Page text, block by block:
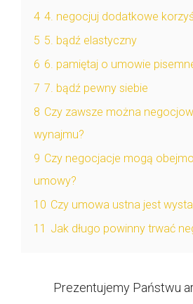
4 4. negocjuj dodatkowe
5 5. bądź elastyczny
6 6. pamiętaj o umowie
7 7. bądź pewny siebie
8 Czy zawsze można
wynajmu?
9 Czy negocjacje mogą
umowy?
10 Czy umowa ustna jest
11 Jak długo powinny trwać
Prezentujemy Państwu